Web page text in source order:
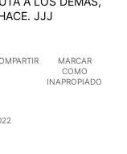
JJJ
MARCAR
COMO
INAPROPIADO